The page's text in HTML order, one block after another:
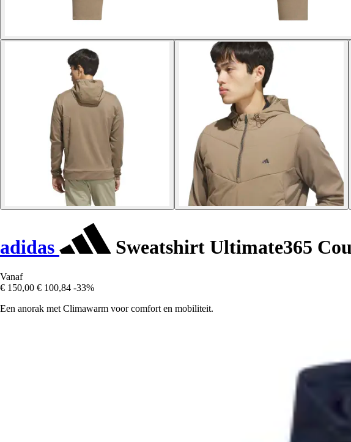
adidas Sweatshirt Ultimate365
Vanaf
€ 150,00 € 100,84 -33%
Een anorak met Climawarm voor comfort en mobiliteit.